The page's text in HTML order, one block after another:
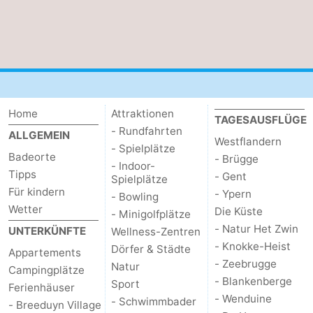
Home
ALLGEMEIN
Badeorte
Tipps
Für kindern
Wetter
UNTERKÜNFTE
Appartements
Campingplätze
Ferienhäuser
- Breeduyn Village
Attraktionen
- Rundfahrten
- Spielplätze
- Indoor-
Spielplätze
- Bowling
- Minigolfplätze
Wellness-Zentren
Dörfer & Städte
Natur
Sport
- Schwimmbader
TAGESAUSFLÜGE
Westflandern
- Brügge
- Gent
- Ypern
Die Küste
- Natur Het Zwin
- Knokke-Heist
- Zeebrugge
- Blankenberge
- Wenduine